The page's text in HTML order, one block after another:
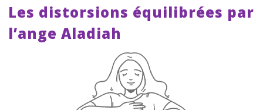
Les distorsions équilibrées par
l’ange Aladiah